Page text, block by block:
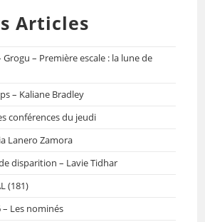
Articles
– Première escale : la lune de
– Kaliane Bradley
conférences du jeudi
Lanero Zamora
disparition – Lavie Tidhar
(181)
– Les nominés